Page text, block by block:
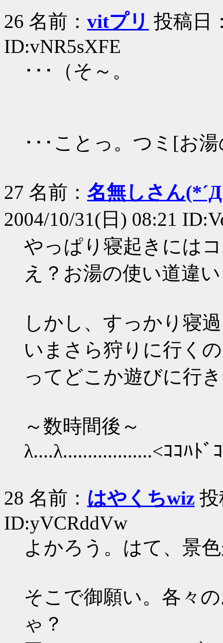
26 名前： vitプリ 投稿日
ID:vNR5sXFE
･･･（そ～。
･･･ことっ。つミ[お
27 名前： 名無しさん
2004/10/31(日) 08:21
やっぱり寝起きには
え？お湯の使い道違
しかし、すっかり寝
いまさら狩りに行く
ってどこか遊びに行
～数時間後～
λ....λ..................<ｺｺﾊﾄﾞ
28 名前： はやくちwiz 投
ID:yVCRddVw
よかろう。はて、景
そこで御願い。各々
ゃ？